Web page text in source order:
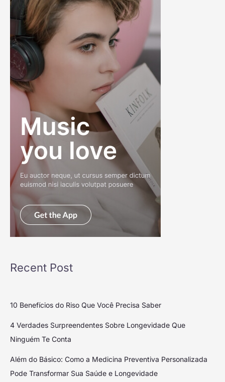
Recent Post
10 Benefícios do Riso Que Você Precisa Saber
4 Verdades Surpreendentes Sobre Longevidade Que
Ninguém Te Conta
Além do Básico: Como a Medicina Preventiva Personalizada
Pode Transformar Sua Saúde e Longevidade